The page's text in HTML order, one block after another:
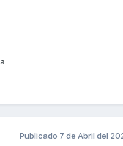
Publicado 7 de Abril del